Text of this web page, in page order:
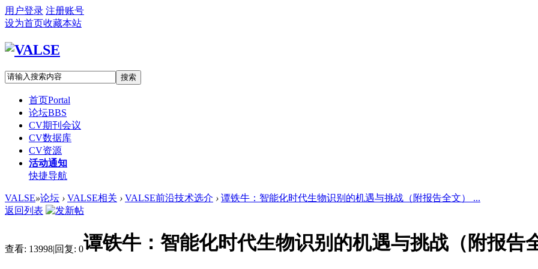
用户登录 注册账号
设为首页收藏本站
搜索
首页Portal
论坛BBS
CV期刊会议
CV数据库
CV资源
活动通知
快捷导航
VALSE»论坛 › VALSE相关 › VALSE前沿技术选介 › 谭铁牛：智能化时代生物识别的机遇与挑战（附报告全文） ...
返回列表
查看: 13998|回复: 0谭铁牛：智能化时代生物识别的机遇与挑战（附报告